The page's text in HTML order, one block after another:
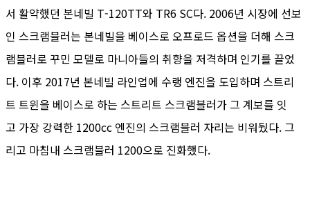
서 활약했던 본네빌 T-120TT와 TR6 SC다. 2006년 시장에 선보
인 스크램블러는 본네빌을 베이스로 오프로드 옵션을 더해 스크
램블러로 꾸민 모델로 마니아들의 취향을 저격하며 인기를 끌었
다. 이후 2017년 본네빌 라인업에 수랭 엔진을 도입하며 스트리
트 트윈을 베이스로 하는 스트리트 스크램블러가 그 계보를 잇
고 가장 강력한 1200cc 엔진의 스크램블러 자리는 비워뒀다. 그
리고 마침내 스크램블러 1200으로 진화했다.